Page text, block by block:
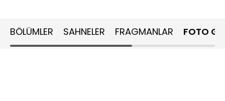
BÖLÜMLER SAHNELER FRAGMANLAR FOTO